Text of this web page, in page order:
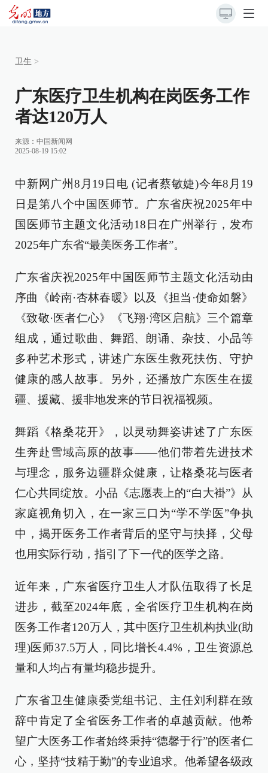
卫生 >
广东医疗卫生机构在岗医务工作
者达120万人
来源： 中国新闻网
2025-08-19 15:02
中新网广州8月19日电 (记者蔡敏婕)今年8月19
日是第八个中国医师节。广东省庆祝2025年中
国医师节主题文化活动18日在广州举行，发布
2025年广东省“最美医务工作者”。
广东省庆祝2025年中国医师节主题文化活动由
序曲《岭南·杏林春暖》以及《担当·使命如磐》
《致敬·医者仁心》《飞翔·湾区启航》三个篇章
组成，通过歌曲、舞蹈、朗诵、杂技、小品等
多种艺术形式，讲述广东医生救死扶伤、守护
健康的感人故事。另外，还播放广东医生在援
疆、援藏、援非地发来的节日祝福视频。
舞蹈《格桑花开》，以灵动舞姿讲述了广东医
生奔赴雪域高原的故事——他们带着先进技术
与理念，服务边疆群众健康，让格桑花与医者
仁心共同绽放。小品《志愿表上的“白大褂”》从
家庭视角切入，在一家三口为“学不学医”争执
中，揭开医务工作者背后的坚守与抉择，父母
也用实际行动，指引了下一代的医学之路。
近年来，广东省医疗卫生人才队伍取得了长足
进步，截至2024年底，全省医疗卫生机构在岗
医务工作者120万人，其中医疗卫生机构执业(助
理)医师37.5万人，同比增长4.4%，卫生资源总
量和人均占有量均稳步提升。
广东省卫生健康委党组书记、主任刘利群在致
辞中肯定了全省医务工作者的卓越贡献。他希
望广大医务工作者始终秉持“德馨于行”的医者仁
心，坚持“技精于勤”的专业追求。他希望各级政